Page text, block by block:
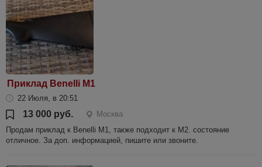
Приклад Benelli M1
22 Июля, в 20:51
13 000 руб.
Москва
Продам приклад к Benelli M1, также подходит к М2. состояние
отличное. За доп. информацией, пишите или звоните.